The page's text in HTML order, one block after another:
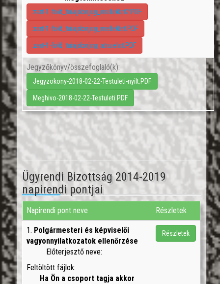
zart-1-fold_tulajdonjog_melleklet2.PDF
zart-1-fold_tulajdonjog_melleklet.PDF
zart-1-fold_tulajdonjog_atru.elot.PDF
Jegyzőkönyv/összefoglaló(k):
Jegyzokony-2018-02-22-Testuleti-nyilt.PDF
Meghivo-2018-02-22-Testuleti.PDF
Ügyrendi Bizottság 2014-2019
napirendi pontjai
Napirendi pont neve Részletek
1. Polgármesteri és képviselői
vagyonnyilatkozatok ellenőrzése
Előterjesztő neve:
Feltöltött fájlok:
Ha Ön a csoport tagja akkor
Részletek